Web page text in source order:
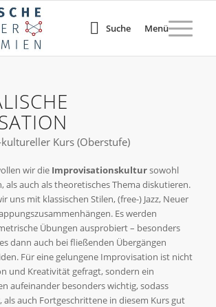
Suche Menü
Kurs (Oberstufe)
wir die Improvisationskultursowohl
als auch als theoretisches Thema diskutieren.
uns mit klassischen Stilen, (free-) Jazz, Neuer
Es werden
Übungen ausprobiert – besonders
dann auch bei fließenden Übergängen
Für eine gelungene Improvisation ist nicht
und Kreativität gefragt, sondern ein
aufeinander besonders wichtig, sodass
als auch Fortgeschrittene in diesem Kurs gut